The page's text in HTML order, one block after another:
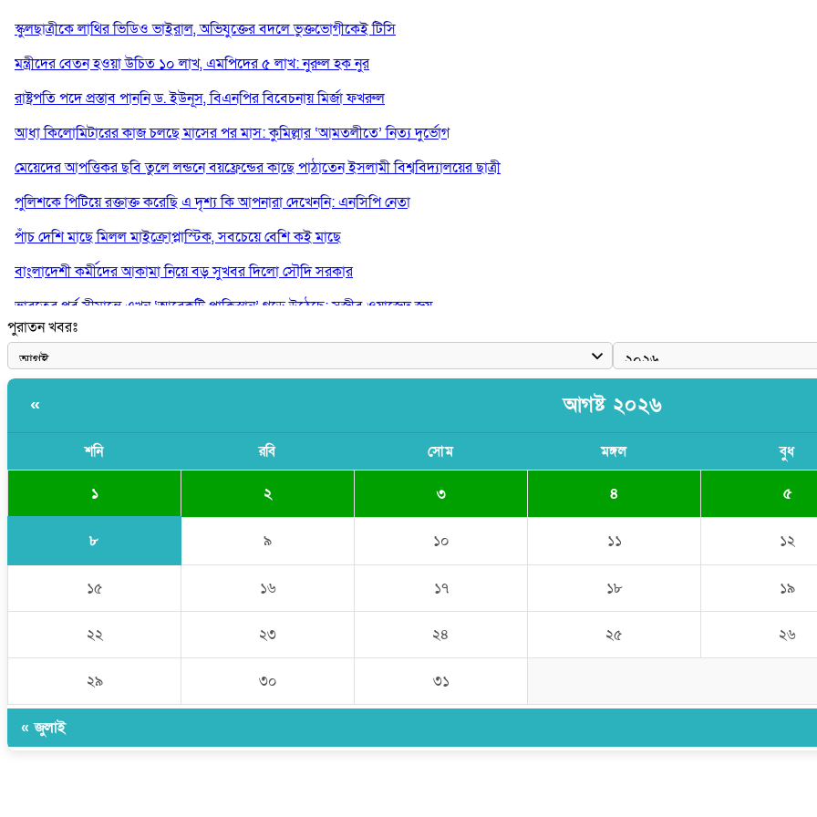
স্কুলছাত্রীকে লাথির ভিডিও ভাইরাল, অভিযুক্তের বদলে ভুক্তভোগীকেই টিসি
মন্ত্রীদের বেতন হওয়া উচিত ১০ লাখ, এমপিদের ৫ লাখ: নুরুল হক নুর
রাষ্ট্রপতি পদে প্রস্তাব পাননি ড. ইউনূস, বিএনপির বিবেচনায় মির্জা ফখরুল
আধা কিলোমিটারের কাজ চলছে মাসের পর মাস: কুমিল্লার ‘আমতলীতে’ নিত্য দুর্ভোগ
মেয়েদের আপত্তিকর ছবি তুলে লন্ডনে বয়ফ্রেন্ডের কাছে পাঠাতেন ইসলামী বিশ্ববিদ্যালয়ের ছাত্রী
পুলিশকে পিটিয়ে রক্তাক্ত করেছি এ দৃশ্য কি আপনারা দেখেননি: এনসিপি নেতা
পাঁচ দেশি মাছে মিলল মাইক্রোপ্লাস্টিক, সবচেয়ে বেশি কই মাছে
বাংলাদেশী কর্মীদের আকামা নিয়ে বড় সুখবর দিলো সৌদি সরকার
ভারতের পূর্ব সীমান্তে এখন ‘আরেকটি পাকিস্তান’ গড়ে উঠেছে: সজীব ওয়াজেদ জয়
সাকিব আল হাসানের বাড়িতে আগুন, পেট্রলবোমা বিস্ফোরণ
পুরাতন খবরঃ
« আগষ্ট ২০২৬
শনি রবি সোম মঙ্গল বুধ
১ ২ ৩ ৪ ৫
৮ ৯ ১০ ১১ ১২
১৫ ১৬ ১৭ ১৮ ১৯
২২ ২৩ ২৪ ২৫ ২৬
২৯ ৩০ ৩১
« জুলাই